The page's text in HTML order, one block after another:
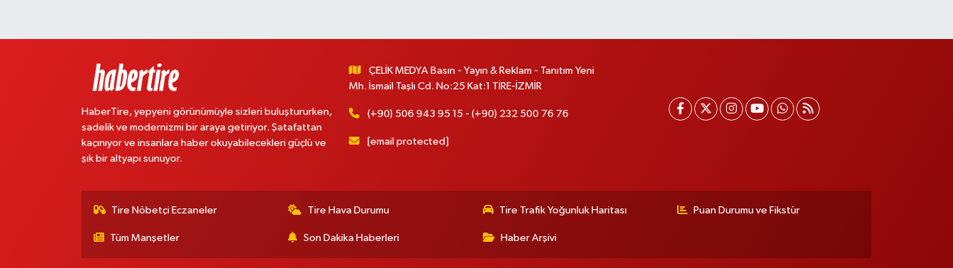
HaberTire, yepyeni görünümüyle sizleri buluştururken,
sadelik ve modernizmi bir araya getiriyor. Şatafattan
kaçınıyor ve insanlara haber okuyabilecekleri güçlü ve
şık bir altyapı sunuyor.
ÇELİK MEDYA Basın - Yayın & Reklam - Tanıtım Yeni
Mh. İsmail Taşlı Cd. No:25 Kat:1 TİRE-İZMİR
(+90) 506 943 95 15 - (+90) 232 500 76 76
[email protected]
Tire Nöbetçi Eczaneler Tire Hava Durumu Tire Trafik Yoğunluk Haritası Puan Durumu ve Fikstür
Tüm Manşetler Son Dakika Haberleri Haber Arşivi